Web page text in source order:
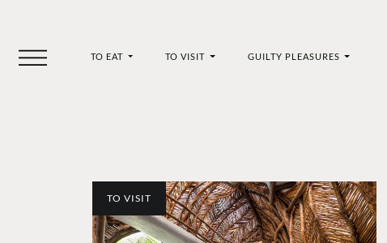
TO EAT TO VISIT GUILTY PLEASURES
TO VISIT